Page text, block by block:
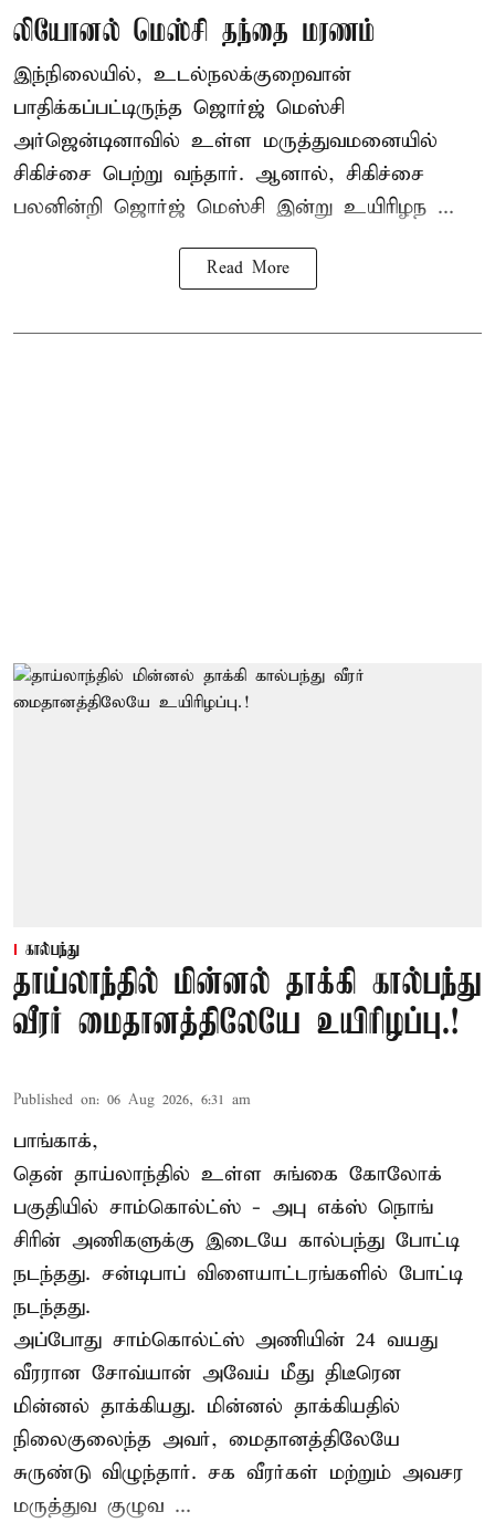
லியோனல் மெஸ்சி தந்தை மரணம்
இந்நிலையில், உடல்நலக்குறைவான்
பாதிக்கப்பட்டிருந்த ஜொர்ஜ் மெஸ்சி
அர்ஜென்டினாவில் உள்ள மருத்துவமனையில்
சிகிச்சை பெற்று வந்தார். ஆனால், சிகிச்சை
பலனின்றி ஜொர்ஜ் மெஸ்சி இன்று உயிரிழந ...
Read More
கால்பந்து
தாய்லாந்தில் மின்னல் தாக்கி கால்பந்து
வீரர் மைதானத்திலேயே உயிரிழப்பு.!
Published on: 06 Aug 2026, 6:31 am
பாங்காக்,
தென் தாய்லாந்தில் உள்ள சுங்கை கோலோக்
பகுதியில் சாம்கொல்ட்ஸ் - அபு எக்ஸ் நொங்
சிரின் அணிகளுக்கு இடையே கால்பந்து போட்டி
நடந்தது. சன்டிபாப் விளையாட்டரங்களில் போட்டி
நடந்தது.
அப்போது சாம்கொல்ட்ஸ் அணியின் 24 வயது
வீரரான சோவ்யான் அவேய் மீது திடீரென
மின்னல் தாக்கியது. மின்னல் தாக்கியதில்
நிலைகுலைந்த அவர், மைதானத்திலேயே
சுருண்டு விழுந்தார். சக வீரர்கள் மற்றும் அவசர
மருத்துவ குழுவ ...